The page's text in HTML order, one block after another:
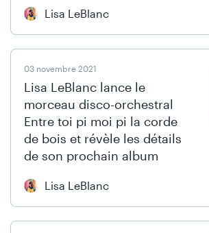
Lisa LeBlanc
03 novembre 2021
Lisa LeBlanc lance le
morceau disco-orchestral
Entre toi pi moi pi la corde
de bois et révèle les détails
de son prochain album
Lisa LeBlanc